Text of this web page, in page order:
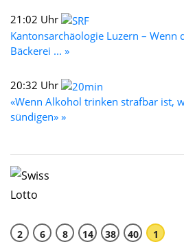
21:02 Uhr
Kantonsarchäologie Luzern –
Bäckerei ... »
20:32 Uhr
«Wenn Alkohol trinken strafbar ist,
sündigen» »
2 6 8 14 38 40 1